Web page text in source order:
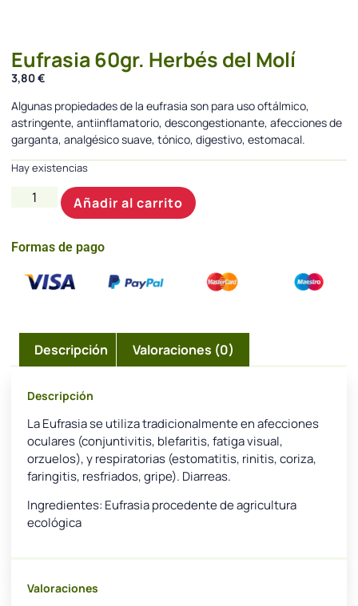
Eufrasia 60gr. Herbés del Molí
3,80€
Algunas propiedades de la eufrasia son para uso oftálmico,
astringente, antiinflamatorio, descongestionante, afecciones de
garganta, analgésico suave, tónico, digestivo, estomacal.
Hay existencias
Añadir al carrito
Formas de pago
Descripción Valoraciones (0)
Descripción
La Eufrasia se utiliza tradicionalmente en afecciones
oculares (conjuntivitis, blefaritis, fatiga visual,
orzuelos), y respiratorias (estomatitis, rinitis, coriza,
faringitis, resfriados, gripe). Diarreas.
Ingredientes: Eufrasia procedente de agricultura
ecológica
Valoraciones